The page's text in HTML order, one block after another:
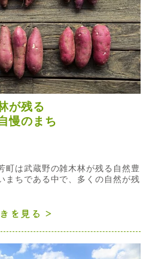
が残る
慢のまち
町は武蔵野の雑木林が残る自然豊
まちである中で、多くの自然が残
を見る